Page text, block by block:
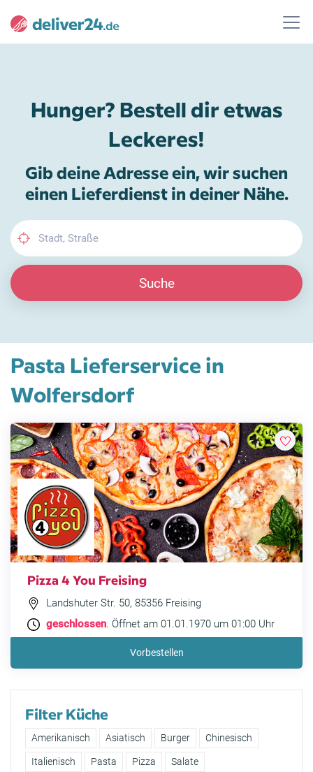
Hunger? Bestell dir etwas
Leckeres!
Gib deine Adresse ein, wir suchen
einen Lieferdienst in deiner Nähe.
Suche
Pasta Lieferservice in
Wolfersdorf
Pizza 4 You Freising
Landshuter Str. 50, 85356 Freising
geschlossen. Öffnet am 01.01.1970 um 01:00 Uhr
Vorbestellen
Filter Küche
Amerikanisch Asiatisch Burger Chinesisch
Italienisch Pasta Pizza Salate